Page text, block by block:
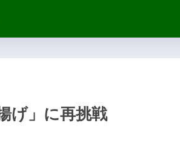
げ」に再挑戦